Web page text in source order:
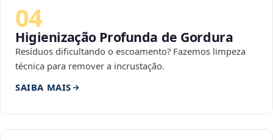
04
Higienização Profunda de Gordura
Resíduos dificultando o escoamento? Fazemos limpeza
técnica para remover a incrustação.
SAIBA MAIS